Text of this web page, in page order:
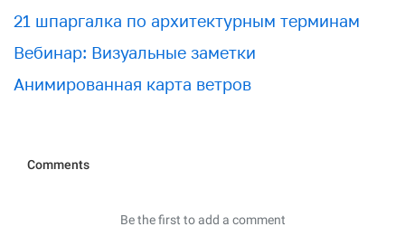
21 шпаргалка по архитектурным терминам
Вебинар: Визуальные заметки
Анимированная карта ветров